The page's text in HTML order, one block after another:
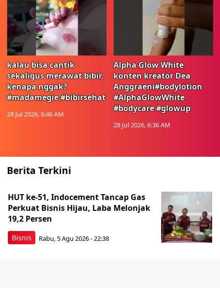
kalau bisa cantik
sekaligus merawat bibir,
kenapa nggak?
#madamegie #bibirsehat
28 Jul 2026, 6:46 AM
Alpha Glow White
konten kreator Dea
Anggraeni#bodylotion
#AlphaGlowWhite
#bodycare #glowup
28 Jul 2026, 6:36 AM
Berita Terkini
Bisnis
HUT ke-51, Indocement Tancap Gas
Perkuat Bisnis Hijau, Laba Melonjak
19,2 Persen
Rabu, 5 Agu 2026 - 22:38